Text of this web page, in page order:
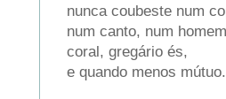
nunca coubeste num
num canto, num
coral, gregário és,
e quando menos mútuo.